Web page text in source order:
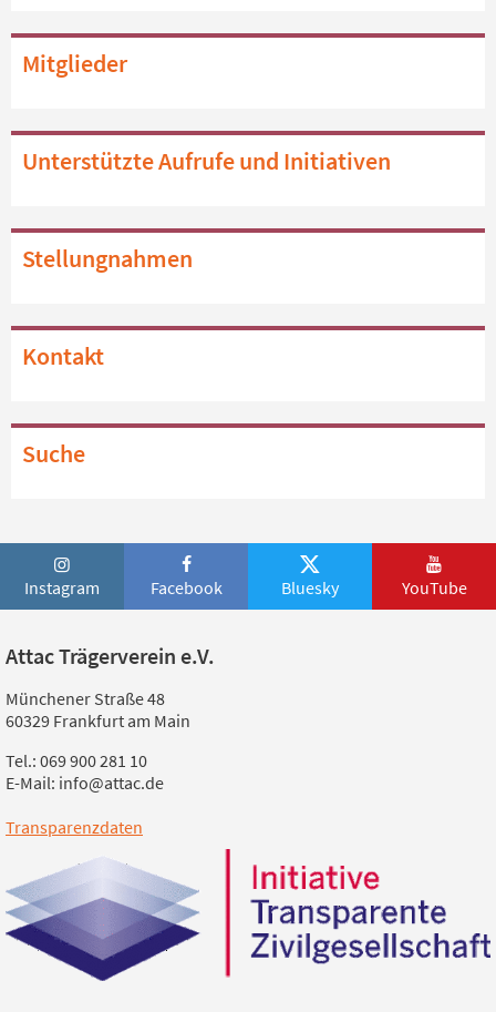
Mitglieder
Unterstützte Aufrufe und Initiativen
Stellungnahmen
Kontakt
Suche
Instagram Facebook Bluesky YouTube
Attac Trägerverein e.V.
Münchener Straße 48
60329 Frankfurt am Main
Tel.: 069 900 281 10
E-Mail: info@attac.de
Transparenzdaten